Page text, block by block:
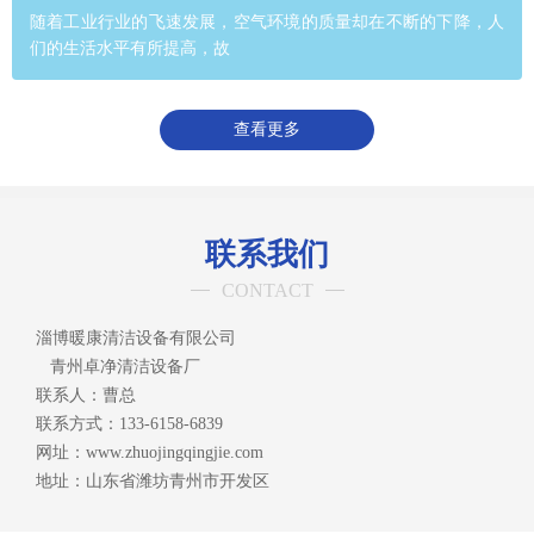
随着工业行业的飞速发展，空气环境的质量却在不断的下降，人
们的生活水平有所提高，故
查看更多
联系我们
CONTACT
淄博暖康清洁设备有限公司
青州卓净清洁设备厂
联系人：曹总
联系方式：133-6158-6839
网址：www.zhuojingqingjie.com
地址：山东省潍坊青州市开发区